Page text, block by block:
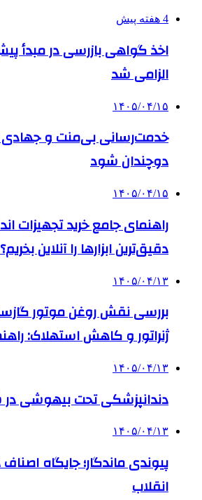
4 هفته پیش
اخذ گواهی بازرسی در مبدأ
الزامی شد
۱۴۰۵/۰۴/۱۵
خدمت‌رسانی بی‌منت و جهادی
دوچندان شود
۱۴۰۵/۰۴/۱۵
راهنمای جامع خرید تجهیزات
دقیق‌ترین ابزارها را آنلاین بخریم؟
۱۴۰۵/۰۴/۱۳
بررسی نقش روغن موتور
ژنراتور و کاهش استهلاک:
۱۴۰۵/۰۴/۱۳
دندانپزشکی تحت بیهوشی در
۱۴۰۵/۰۴/۱۳
پیوندی ماندگار؛ جایگاه
انقلاب